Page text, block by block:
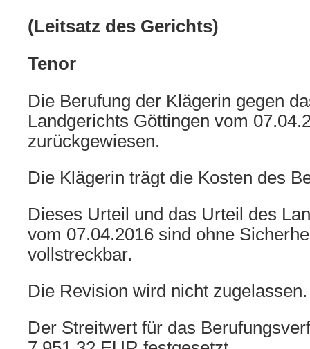
(Leitsatz des Gerichts)
Tenor
Die Berufung der Klägerin gegen
Landgerichts Göttingen vom
zurückgewiesen.
Die Klägerin trägt die Kosten des
Dieses Urteil und das Urteil des
vom 07.04.2016 sind ohne
vollstreckbar.
Die Revision wird nicht zugelassen.
Der Streitwert für das